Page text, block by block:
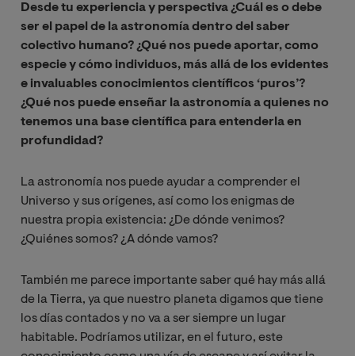
Desde tu experiencia y perspectiva ¿Cuál es o debe
ser el papel de la astronomía dentro del saber
colectivo humano? ¿Qué nos puede aportar, como
especie y cómo individuos, más allá de los evidentes
e invaluables conocimientos científicos ‘puros’?
¿Qué nos puede enseñar la astronomía a quienes no
tenemos una base científica para entenderla en
profundidad?
La astronomía nos puede ayudar a comprender el
Universo y sus orígenes, así como los enigmas de
nuestra propia existencia: ¿De dónde venimos?
¿Quiénes somos? ¿A dónde vamos?
También me parece importante saber qué hay más allá
de la Tierra, ya que nuestro planeta digamos que tiene
los días contados y no va a ser siempre un lugar
habitable. Podríamos utilizar, en el futuro, este